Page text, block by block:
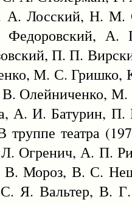
А. Лосский, Н.
Федоровский, А.
П. П.
М. С.
Олейниченко,
А. И. Батурин,
театра
Огренич, А. П.
Мороз, В. С.
Я. Вальтер, В.